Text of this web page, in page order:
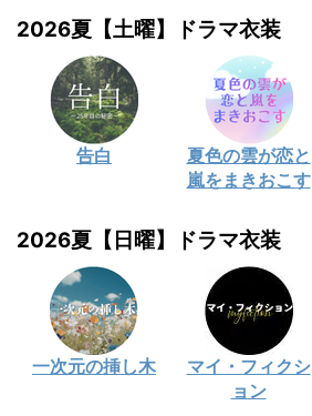
2026夏【土曜】ドラマ衣装
告白
夏色の雲が恋と
嵐をまきおこす
2026夏【日曜】ドラマ衣装
一次元の挿し木
マイ・フィクシ
ョン